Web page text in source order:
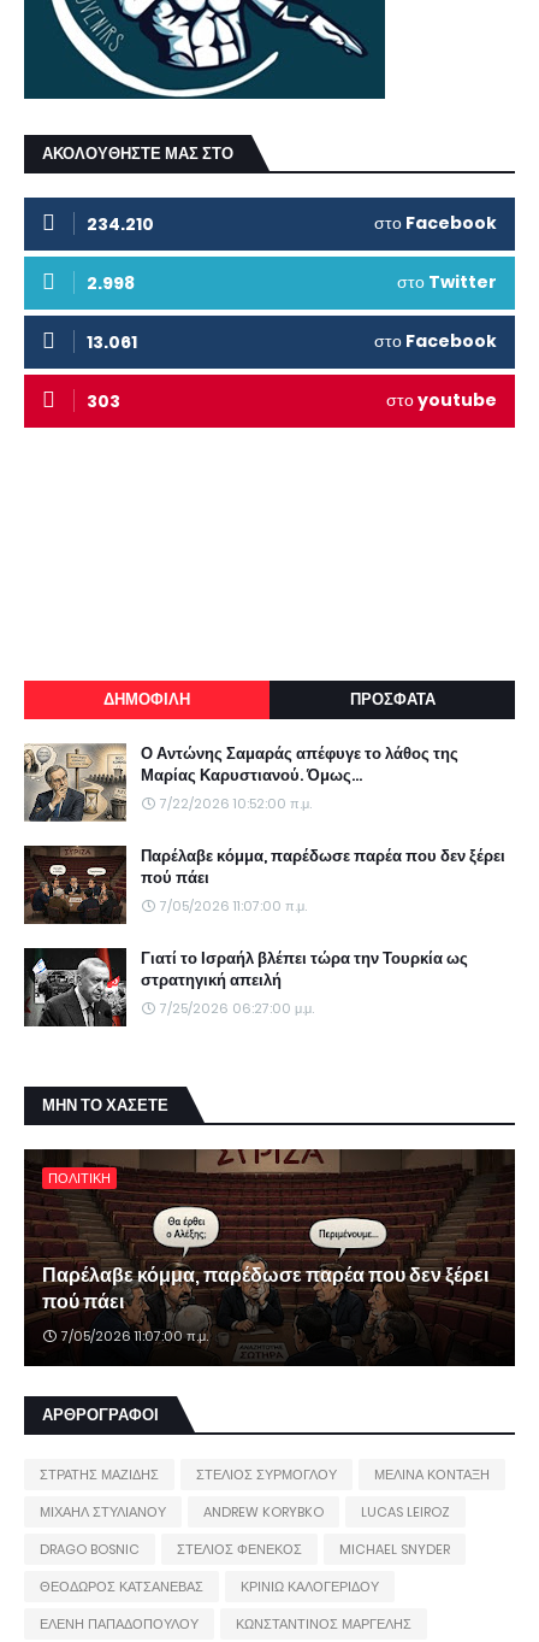
ΑΚΟΛΟΥΘΗΣΤΕ ΜΑΣ ΣΤΟ
234.210 στο Facebook
2.998 στο Twitter
13.061 στο Facebook
303 στοyoutube
ΔΗΜΟΦΙΛΗ ΠΡΟΣΦΑΤΑ
Ο Αντώνης Σαμαράς απέφυγε το λάθος της
Μαρίας Καρυστιανού. Όμως...
7/22/2026 10:52:00 π.μ.
Παρέλαβε κόμμα, παρέδωσε παρέα που δεν ξέρει
πού πάει
7/05/2026 11:07:00 π.μ.
Γιατί το Ισραήλ βλέπει τώρα την Τουρκία ως
στρατηγική απειλή
7/25/2026 06:27:00 μ.μ.
ΜΗΝ ΤΟ ΧΑΣΕΤΕ
ΠΟΛΙΤΙΚΗ
Παρέλαβε κόμμα, παρέδωσε παρέα που δεν ξέρει
πού πάει
7/05/2026 11:07:00 π.μ.
ΑΡΘΡΟΓΡΑΦΟΙ
ΣΤΡΑΤΗΣ ΜΑΖΙΔΗΣ ΣΤΕΛΙΟΣ ΣΥΡΜΟΓΛΟΥ
ΜΕΛΙΝΑ ΚΟΝΤΑΞΗ
ΜΙΧΑΗΛ ΣΤΥΛΙΑΝΟΥ
ANDREW KORYBKO
LUCAS LEIROZ
DRAGO BOSNIC
ΣΤΕΛΙΟΣ ΦΕΝΕΚΟΣ
MICHAEL SNYDER
ΘΕΟΔΩΡΟΣ ΚΑΤΣΑΝΕΒΑΣ
ΚΡΙΝΙΩ ΚΑΛΟΓΕΡΙΔΟΥ
ΕΛΕΝΗ ΠΑΠΑΔΟΠΟΥΛΟΥ
ΚΩΝΣΤΑΝΤΙΝΟΣ ΜΑΡΓΕΛΗΣ